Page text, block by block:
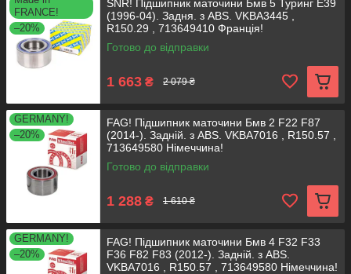
FRANCE!
–20%
SNR! Підшипник маточини Бмв 5 Туринг Е39
(1996-04). Задня. з ABS. VKBA3445 ,
R150.29 , 713649410 Франція!
Готово до відправки
1 663 ₴ 2 079 ₴
GERMANY!
–20%
FAG! Підшипник маточини Бмв 2 F22 F87
(2014-). Задній. з ABS. VKBA7016 , R150.57 ,
713649580 Німеччина!
Готово до відправки
1 288 ₴ 1 610 ₴
GERMANY!
–20%
FAG! Підшипник маточини Бмв 4 F32 F33
F36 F82 F83 (2012-). Задній. з ABS.
VKBA7016 , R150.57 , 713649580 Німеччина!